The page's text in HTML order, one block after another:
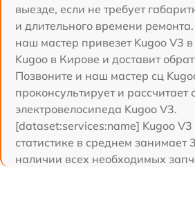
выезде, если не требует
и длительного времени
наш мастер привезет Kugoo V3
Kugoo в Кирове и доставит
Позвоните и наш мастер сц
проконсультирует и рассчитает
электровелосипеда Kugoo V3.
[dataset:services:name] Kugoo
статистике в среднем занимает
наличии всех необходимых